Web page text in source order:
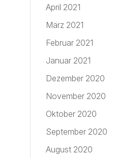
April 2021
März 2021
Februar 2021
Januar 2021
Dezember 2020
November 2020
Oktober 2020
September 2020
August 2020